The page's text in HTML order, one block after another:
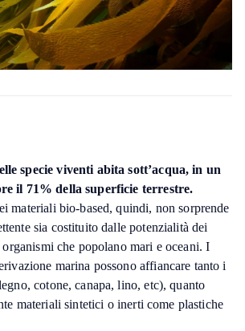
specie viventi abita sott’acqua, in un
il 71% della superficie terrestre.
materiali bio-based, quindi, non sorprende
sia costituito dalle potenzialità dei
che popolano mari e oceani. I
marina possono affiancare tanto i
cotone, canapa, lino, etc), quanto
materiali sintetici o inerti come plastiche